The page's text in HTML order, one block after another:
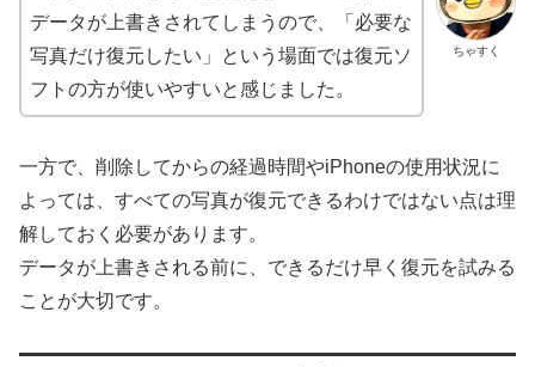
ちゃすく
データが上書きされてしまうので、「必要な
写真だけ復元したい」という場面では復元ソ
フトの方が使いやすいと感じました。
一方で、削除してからの経過時間やiPhoneの使用状況に
よっては、すべての写真が復元できるわけではない点は理
解しておく必要があります。
データが上書きされる前に、できるだけ早く復元を試みる
ことが大切です。